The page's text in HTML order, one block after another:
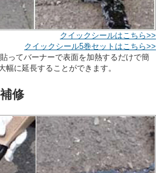
クイックシールはこちら>>
クイックシール5巻セットはこちら>>
ってバーナーで表面を加熱するだけで簡
に延長することができます。
修